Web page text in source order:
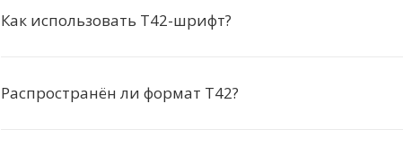
Как использовать T42-шрифт?
Распространён ли формат T42?